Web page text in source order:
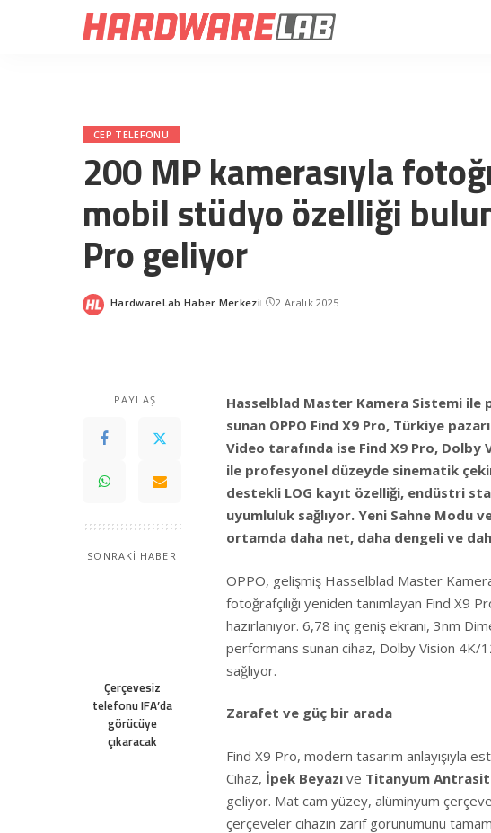
CEP TELEFONU
200 MP kamerasıyla
mobil stüdyo özelliği
Pro geliyor
Posted
HardwareLab Haber Merkezi 2 Aralık 2025
PAYLAŞ
SONRAKİ HABER
Çerçevesiz
telefonu IFA’da
görücüye
çıkaracak
Hasselblad Master Kamera Sistemi
sunan OPPO Find X9 Pro, Türkiye
Video tarafında ise Find X9 Pro,
ile profesyonel düzeyde sinematik
destekli LOG kayıt özelliği, endüstri
uyumluluk sağlıyor. Yeni Sahne Modu
ortamda daha net, daha dengeli ve
OPPO, gelişmiş Hasselblad Master
fotoğrafçılığı yeniden tanımlayan Find X9
hazırlanıyor. 6,78 inç geniş ekranı, 3nm
performans sunan cihaz, Dolby Vision 4K/
sağlıyor.
Zarafet ve güç bir arada
Find X9 Pro, modern tasarım anlayışıyla
Cihaz, İpek Beyazı ve Titanyum Antrasit
geliyor. Mat cam yüzey, alüminyum çerçeve
çerçeveler cihazın zarif görünümünü